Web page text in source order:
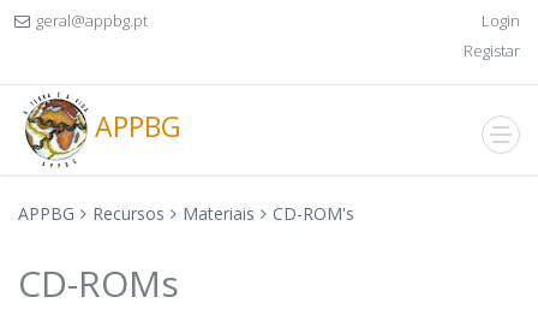
geral@appbg.pt
Login
Registar
APPBG
APPBG Recursos Materiais CD-ROM's
CD-ROMs